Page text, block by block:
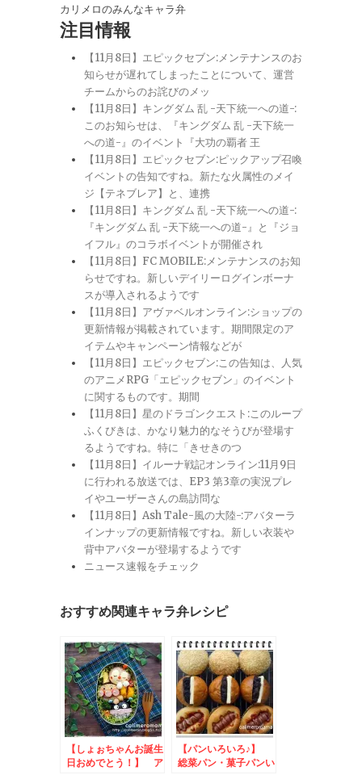
カリメロのみんなキャラ弁
注目情報
【11月8日】エピックセブン:メンテナンスのお
知らせが遅れてしまったことについて、運営
チームからのお詫びのメッ
【11月8日】キングダム 乱 -天下統一への道-:
このお知らせは、『キングダム 乱 -天下統一
への道-』のイベント『大功の覇者 王
【11月8日】エピックセブン:ピックアップ召喚
イベントの告知ですね。新たな火属性のメイ
ジ【テネブレア】と、連携
【11月8日】キングダム 乱 -天下統一への道-:
『キングダム 乱 -天下統一への道-』と『ジョ
イフル』のコラボイベントが開催され
【11月8日】FC MOBILE:メンテナンスのお知
らせですね。新しいデイリーログインボーナ
スが導入されるようです
【11月8日】アヴァベルオンライン:ショップの
更新情報が掲載されています。期間限定のア
イテムやキャンペーン情報などが
【11月8日】エピックセブン:この告知は、人気
のアニメRPG「エピックセブン」のイベント
に関するものです。期間
【11月8日】星のドラゴンクエスト:このループ
ふくびきは、かなり魅力的なそうびが登場す
るようですね。特に「きせきのつ
【11月8日】イルーナ戦記オンライン:11月9日
に行われる放送では、EP3 第3章の実況プレ
イやユーザーさんの島訪問な
【11月8日】Ash Tale-風の大陸-:アバターラ
インナップの更新情報ですね。新しい衣装や
背中アバターが登場するようです
ニュース速報をチェック
おすすめ関連キャラ弁レシピ
【しょぉちゃんお誕生
日おめでとう！】 ア
【パンいろいろ♪】
総菜パン・菓子パンい